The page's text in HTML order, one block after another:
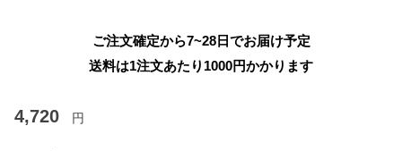
ご注文確定から7~28日でお届け予定
送料は1注文あたり 1000円かかります
4,720 円